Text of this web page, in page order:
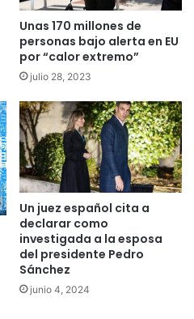
Unas 170 millones de
personas bajo alerta en EU
por “calor extremo”
julio 28, 2023
Un juez español cita a
declarar como
investigada a la esposa
del presidente Pedro
Sánchez
junio 4, 2024